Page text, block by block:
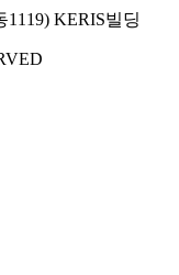
KERIS빌딩